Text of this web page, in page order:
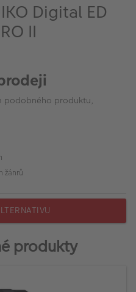
Digital ED
II
podobného produktu,
žánrů
produkty